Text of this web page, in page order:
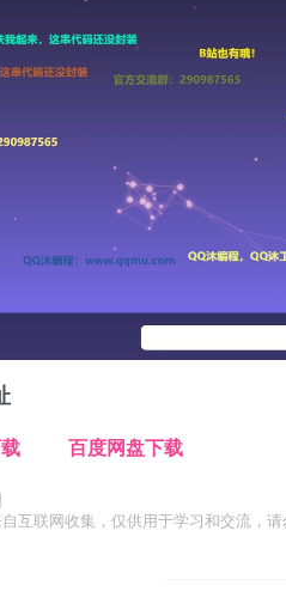
百度网盘下载
互联网收集，仅供用于学习和交流，